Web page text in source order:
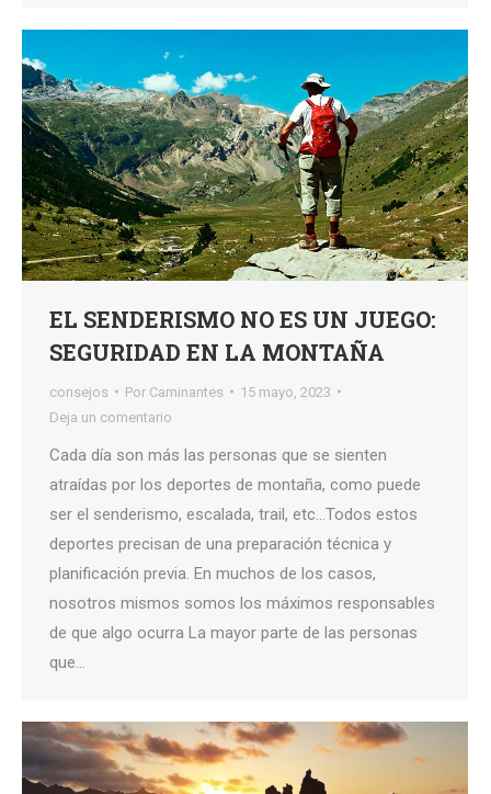
EL SENDERISMO NO ES UN JUEGO:
SEGURIDAD EN LA MONTAÑA
consejos Por Caminantes
15 mayo, 2023
Deja un comentario
Cada día son más las personas que se sienten
atraídas por los deportes de montaña, como puede
ser el senderismo, escalada, trail, etc…Todos estos
deportes precisan de una preparación técnica y
planificación previa. En muchos de los casos,
nosotros mismos somos los máximos responsables
de que algo ocurra La mayor parte de las personas
que…